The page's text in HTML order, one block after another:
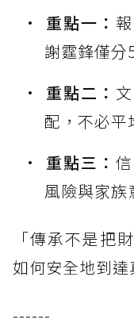
重點一：
謝霆鋒僅分
重點二：
配，不必平
重點三：
風險與家族
「傳承不是把
如何安全地到達
------